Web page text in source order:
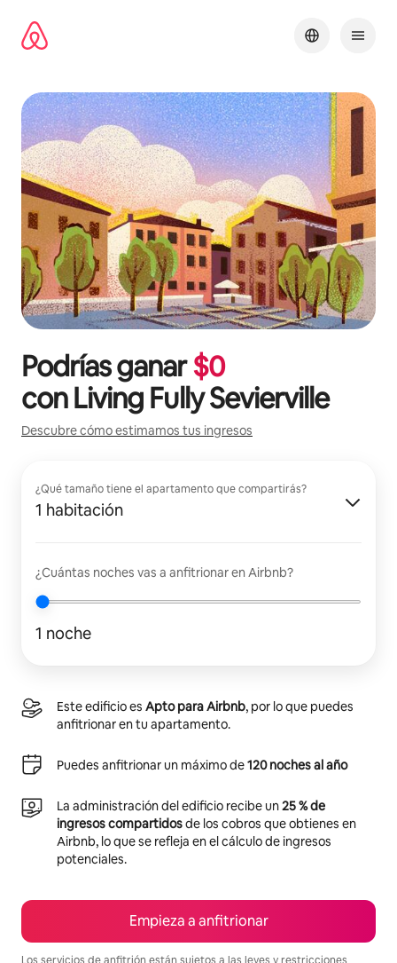
contenido
Podrías ganar$0
conLiving Fully Sevierville
Descubre cómo estimamos tus ingresos
¿Qué tamaño tiene el apartamento que compartirás?
1 habitación
¿Cuántas noches vas a anfitrionar en Airbnb?
1 noche
Este edificio es Apto para Airbnb, por lo que puedes
anfitrionar en tu apartamento.
Puedes anfitrionar un máximo de120 noches al año
La administración del edificio recibe un25 % de
ingresos compartidosde los cobros que obtienes en
Airbnb, lo que se refleja en el cálculo de ingresos
potenciales.
Empieza a anfitrionar
Los servicios de anfitrión están sujetos a las leyes y restricciones